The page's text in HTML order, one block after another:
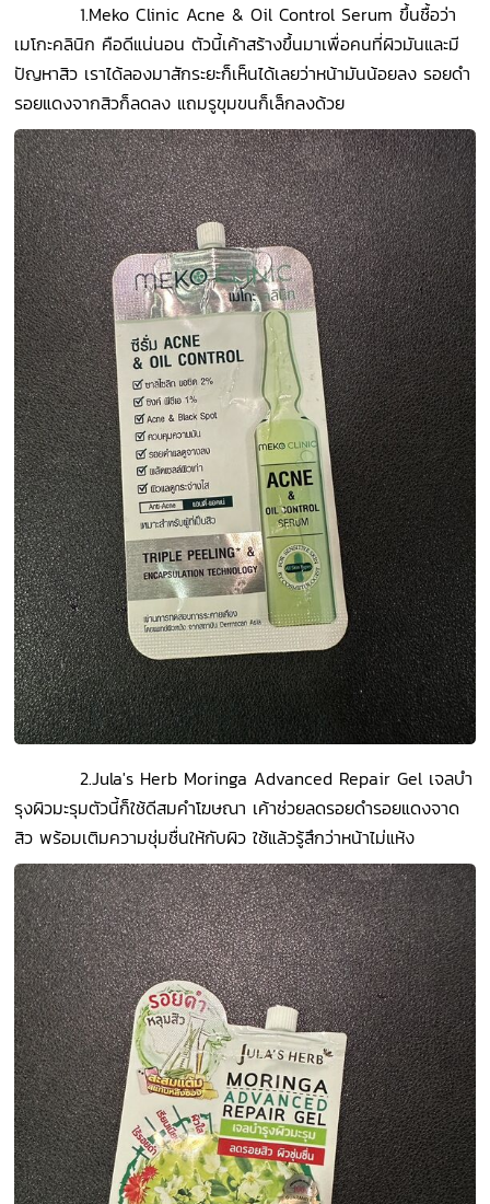
1.Meko Clinic Acne & Oil Control Serum ขึ้นชื้อว่า
เมโกะคลินิก คือดีแน่นอน ตัวนี้เค้าสร้างขึ้นมาเพื่อคนที่ผิวมันและมี
ปัญหาสิว เราได้ลองมาสักระยะก็เห็นได้เลยว่าหน้ามันน้อยลง รอยดำ
รอยแดงจากสิวก็ลดลง แถมรูขุมขนก็เล็กลงด้วย
2.Jula's Herb Moringa Advanced Repair Gel เจลบำ
รุงผิวมะรุมตัวนี้ก็ใช้ดีสมคำโฆษณา เค้าช่วยลดรอยดำรอยแดงจาด
สิว พร้อมเติมความชุ่มชื่นให้กับผิว ใช้แล้วรู้สึกว่าหน้าไม่แห้ง